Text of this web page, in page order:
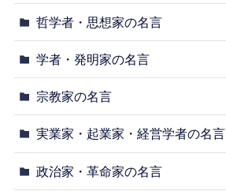
哲学者・思想家の名言
学者・発明家の名言
宗教家の名言
実業家・起業家・経営学者の名言
政治家・革命家の名言